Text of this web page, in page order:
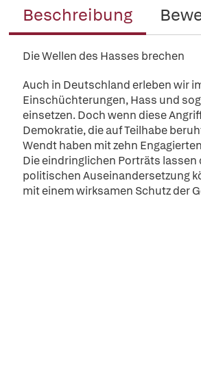
Beschreibung
Die Wellen des Hasses brechen
Auch in Deutschland erleben wir
Einschüchterungen, Hass und
einsetzen. Doch wenn diese
Demokratie, die auf Teilhabe
Wendt haben mit zehn
Die eindringlichen Porträts lassen
politischen Auseinandersetzung
mit einem wirksamen Schutz der